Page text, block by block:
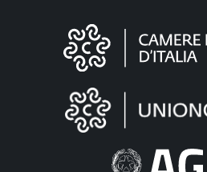
Informazioni
"Fattura
Elettronica"